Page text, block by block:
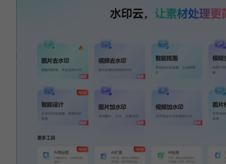
法
给
图片去水印不踩坑！2026精选7款免费工具，